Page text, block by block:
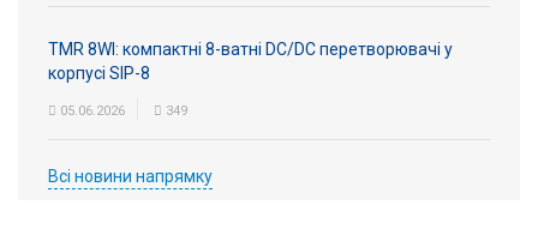
TMR 8WI: компактні 8-ватні DC/DC перетворювачі у
корпусі SIP-8
05.06.2026 349
Всі новини напрямку